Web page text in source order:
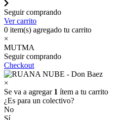
Seguir comprando
Ver carrito
0 item(s) agregado tu carrito
×
MUTMA
Seguir comprando
Checkout
×
Se va a agregar 1 ítem a tu carrito
¿Es para un colectivo?
No